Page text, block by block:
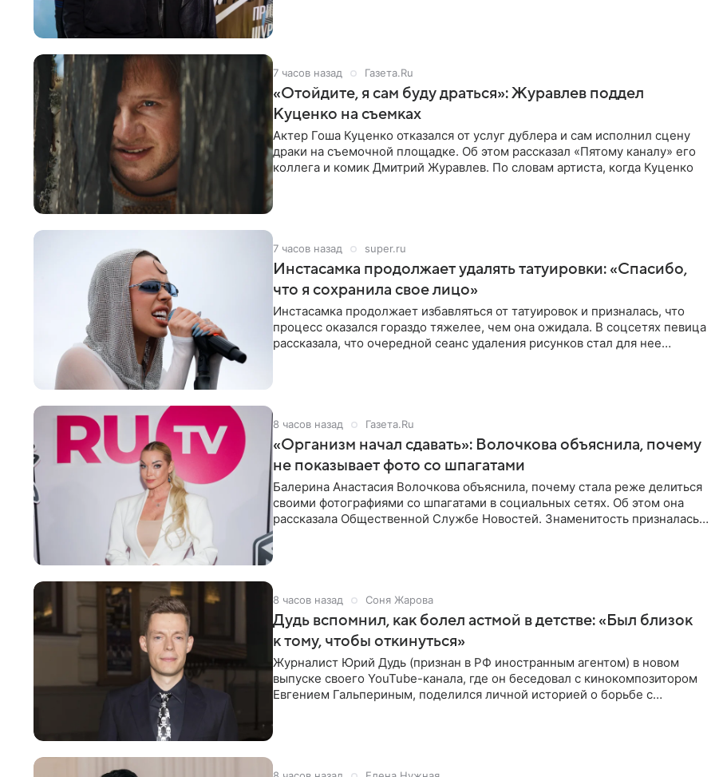
7 часов назад Газета.Ru
«Отойдите, я сам буду драться»: Журавлев поддел
Куценко на съемках
Актер Гоша Куценко отказался от услуг дублера и сам исполнил сцену
драки на съемочной площадке. Об этом рассказал «Пятому каналу» его
коллега и комик Дмитрий Журавлев. По словам артиста, когда Куценко
7 часов назад super.ru
Инстасамка продолжает удалять татуировки: «Спасибо,
что я сохранила свое лицо»
Инстасамка продолжает избавляться от татуировок и призналась, что
процесс оказался гораздо тяжелее, чем она ожидала. В соцсетях певица
рассказала, что очередной сеанс удаления рисунков стал для нее
8 часов назад Газета.Ru
«Организм начал сдавать»: Волочкова объяснила, почему
не показывает фото со шпагатами
Балерина Анастасия Волочкова объяснила, почему стала реже делиться
своими фотографиями со шпагатами в социальных сетях. Об этом она
рассказала Общественной Службе Новостей. Знаменитость призналась,
8 часов назад Соня Жарова
Дудь вспомнил, как болел астмой в детстве: «Был близок
к тому, чтобы откинуться»
Журналист Юрий Дудь (признан в РФ иностранным агентом) в новом
выпуске своего YouTube-канала, где он беседовал с кинокомпозитором
Евгением Гальпериным, поделился личной историей о борьбе с